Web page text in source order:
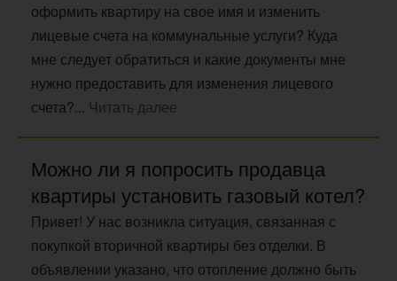
оформить квартиру на свое имя и изменить
лицевые счета на коммунальные услуги? Куда
мне следует обратиться и какие документы мне
нужно предоставить для изменения лицевого
счета?... Читать далее
Можно ли я попросить продавца
квартиры установить газовый котел?
Привет! У нас возникла ситуация, связанная с
покупкой вторичной квартиры без отделки. В
объявлении указано, что отопление должно быть